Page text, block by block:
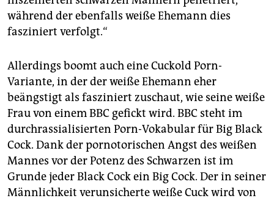
während der ebenfalls weiße Ehemann dies
fasziniert verfolgt.“
Allerdings boomt auch eine Cuckold Porn-
Variante, in der der weiße Ehemann eher
beängstigt als fasziniert zuschaut, wie seine weiße
Frau von einem BBC gefickt wird. BBC steht im
durchrassialisierten Porn-Vokabular für Big Black
Cock. Dank der pornotorischen Angst des weißen
Mannes vor der Potenz des Schwarzen ist im
Grunde jeder Black Cock ein Big Cock. Der in seiner
Männlichkeit verunsicherte weiße Cuck wird von